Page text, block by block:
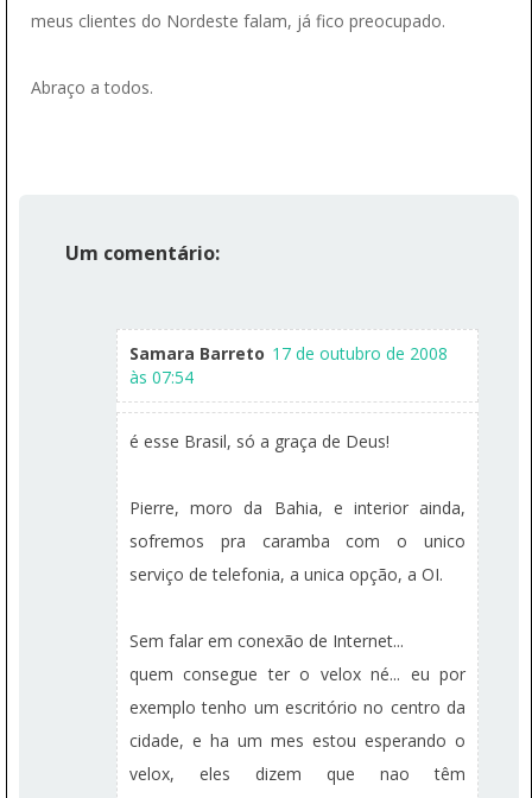
meus clientes do Nordeste falam, já fico preocupado.
Abraço a todos.
Um comentário:
Samara Barreto 17 de outubro de 2008
às 07:54
é esse Brasil, só a graça de Deus!
Pierre, moro da Bahia, e interior ainda,
sofremos pra caramba com o unico
serviço de telefonia, a unica opção, a OI.
Sem falar em conexão de Internet...
quem consegue ter o velox né... eu por
exemplo tenho um escritório no centro da
cidade, e ha um mes estou esperando o
velox, eles dizem que nao têm